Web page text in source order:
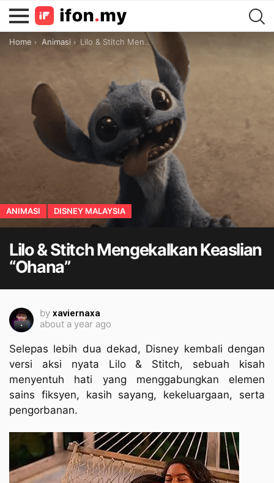
You are here:
Home Animasi Lilo & Stitch Mengekalkan Keaslian “Ohana”
ANIMASI DISNEY MALAYSIA
Lilo & Stitch Mengekalkan Keaslian
“Ohana”
by xaviernaxa
about a year ago
Selepas lebih dua dekad, Disney kembali dengan
versi aksi nyata Lilo & Stitch, sebuah kisah
menyentuh hati yang menggabungkan elemen
sains fiksyen, kasih sayang, kekeluargaan, serta
pengorbanan.